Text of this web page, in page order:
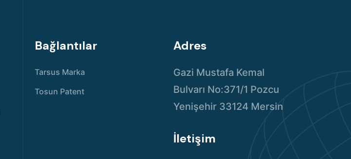
Bağlantılar
Tarsus Marka
Tosun Patent
Adres
Gazi Mustafa Kemal
Bulvarı No:371/1 Pozcu
Yenişehir 33124 Mersin
İletişim